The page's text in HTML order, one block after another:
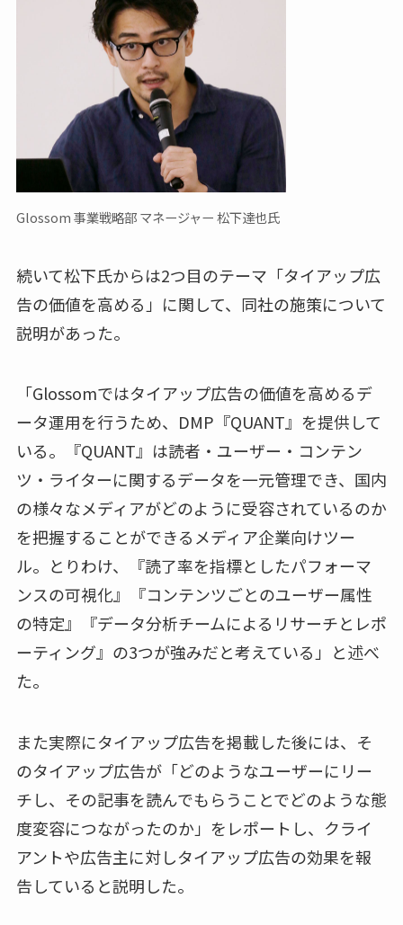
Glossom 事業戦略部 マネージャー 松下達也氏
続いて松下氏からは2つ目のテーマ「タイアップ広
告の価値を高める」に関して、同社の施策について
説明があった。
「Glossomではタイアップ広告の価値を高めるデ
ータ運用を行うため、DMP『QUANT』を提供して
いる。『QUANT』は読者・ユーザー・コンテン
ツ・ライターに関するデータを一元管理でき、国内
の様々なメディアがどのように受容されているのか
を把握することができるメディア企業向けツー
ル。とりわけ、『読了率を指標としたパフォーマ
ンスの可視化』『コンテンツごとのユーザー属性
の特定』『データ分析チームによるリサーチとレポ
ーティング』の3つが強みだと考えている」と述べ
た。
また実際にタイアップ広告を掲載した後には、そ
のタイアップ広告が「どのようなユーザーにリー
チし、その記事を読んでもらうことでどのような態
度変容につながったのか」をレポートし、クライ
アントや広告主に対しタイアップ広告の効果を報
告していると説明した。